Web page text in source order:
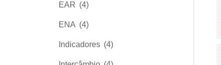
EAR (4)
ENA (4)
Indicadores (4)